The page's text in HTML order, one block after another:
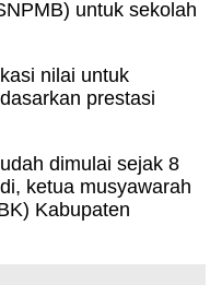
untuk sekolah
nilai untuk
prestasi
dimulai sejak 8
ketua musyawarah
Kabupaten